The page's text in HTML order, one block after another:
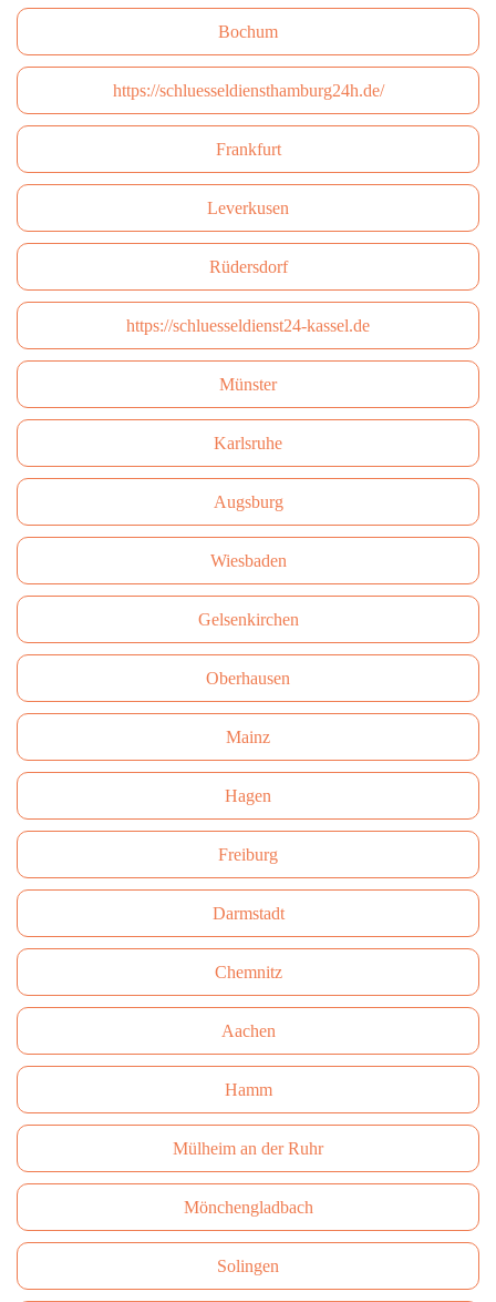
Bochum
https://schluesseldiensthamburg24h.de/
Frankfurt
Leverkusen
Rüdersdorf
https://schluesseldienst24-kassel.de
Münster
Karlsruhe
Augsburg
Wiesbaden
Gelsenkirchen
Oberhausen
Mainz
Hagen
Freiburg
Darmstadt
Сhemnitz
Aachen
Hamm
Mülheim an der Ruhr
Mönchengladbach
Solingen